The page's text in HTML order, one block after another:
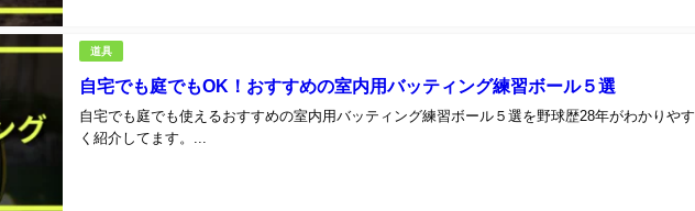
道具
自宅でも庭でもOK！おすすめの室内用バッティング練習ボール５選
自宅でも庭でも使えるおすすめの室内用バッティング練習ボール５選を野球歴28年がわかりやす
く紹介してます。...